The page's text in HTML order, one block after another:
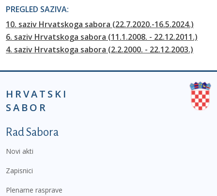
PREGLED SAZIVA:
10. saziv Hrvatskoga sabora (22.7.2020.-16.5.2024.)
6. saziv Hrvatskoga sabora (11.1.2008. - 22.12.2011.)
4. saziv Hrvatskoga sabora (2.2.2000. - 22.12.2003.)
HRVATSKI
SABOR
Podnožje prvi izbornik
Rad Sabora
Novi akti
Zapisnici
Plenarne rasprave